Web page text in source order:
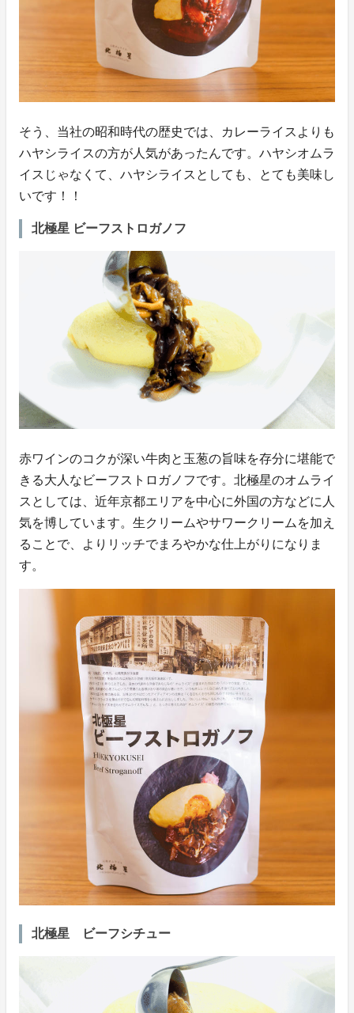
そう、当社の昭和時代の歴史では、カレーライスよりも
ハヤシライスの方が人気があったんです。ハヤシオムラ
イスじゃなくて、ハヤシライスとしても、とても美味し
いです！！
北極星 ビーフストロガノフ
赤ワインのコクが深い牛肉と玉葱の旨味を存分に堪能で
きる大人なビーフストロガノフです。北極星のオムライ
スとしては、近年京都エリアを中心に外国の方などに人
気を博しています。生クリームやサワークリームを加え
ることで、よりリッチでまろやかな仕上がりになりま
す。
北極星 ビーフシチュー